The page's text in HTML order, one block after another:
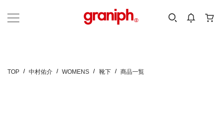
カテゴリーから探す
TOP 中村佑介 WOMENS 靴下 商品一覧